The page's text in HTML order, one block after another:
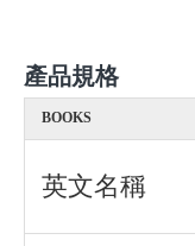
產品規格
BOOKS
英文名稱